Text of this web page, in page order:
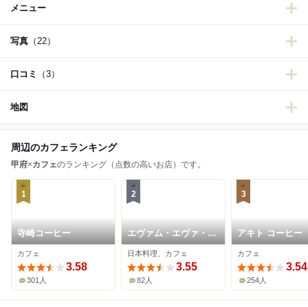
メニュー
写真 （22）
口コミ （3）
地図
周辺のカフェランキング
甲府×カフェのランキング（点数の高いお店）です。
1
寺崎コーヒー
カフェ
3.58
301人
2
エヴァム・エヴァ・ヤ
マナシ・アジ
日本料理、カフェ
3.55
82人
3
アキト コーヒー
カフェ
3.54
254人